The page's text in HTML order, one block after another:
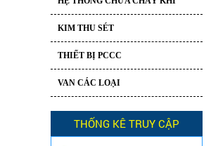
KIM THU SÉT
THIẾT BỊ PCCC
VAN CÁC LOẠI
THỐNG KÊ TRUY CẬP